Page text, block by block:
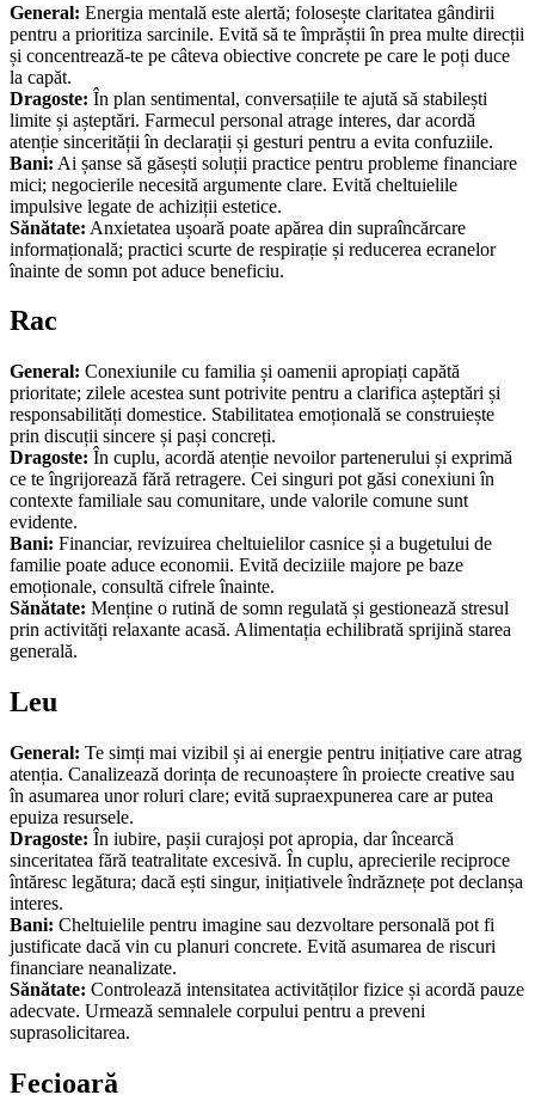
General: Energia mentală este alertă; folosește claritatea gândirii
pentru a prioritiza sarcinile. Evită să te împrăștii în prea multe direcții
și concentrează-te pe câteva obiective concrete pe care le poți duce
la capăt.
Dragoste: În plan sentimental, conversațiile te ajută să stabilești
limite și așteptări. Farmecul personal atrage interes, dar acordă
atenție sincerității în declarații și gesturi pentru a evita confuziile.
Bani: Ai șanse să găsești soluții practice pentru probleme financiare
mici; negocierile necesită argumente clare. Evită cheltuielile
impulsive legate de achiziții estetice.
Sănătate: Anxietatea ușoară poate apărea din supraîncărcare
informațională; practici scurte de respirație și reducerea ecranelor
înainte de somn pot aduce beneficiu.
Rac
General: Conexiunile cu familia și oamenii apropiați capătă
prioritate; zilele acestea sunt potrivite pentru a clarifica așteptări și
responsabilități domestice. Stabilitatea emoțională se construiește
prin discuții sincere și pași concreți.
Dragoste: În cuplu, acordă atenție nevoilor partenerului și exprimă
ce te îngrijorează fără retragere. Cei singuri pot găsi conexiuni în
contexte familiale sau comunitare, unde valorile comune sunt
evidente.
Bani: Financiar, revizuirea cheltuielilor casnice și a bugetului de
familie poate aduce economii. Evită deciziile majore pe baze
emoționale, consultă cifrele înainte.
Sănătate: Menține o rutină de somn regulată și gestionează stresul
prin activități relaxante acasă. Alimentația echilibrată sprijină starea
generală.
Leu
General: Te simți mai vizibil și ai energie pentru inițiative care atrag
atenția. Canalizează dorința de recunoaștere în proiecte creative sau
în asumarea unor roluri clare; evită supraexpunerea care ar putea
epuiza resursele.
Dragoste: În iubire, pașii curajoși pot apropia, dar încearcă
sinceritatea fără teatralitate excesivă. În cuplu, aprecierile reciproce
întăresc legătura; dacă ești singur, inițiativele îndrăznețe pot declanșa
interes.
Bani: Cheltuielile pentru imagine sau dezvoltare personală pot fi
justificate dacă vin cu planuri concrete. Evită asumarea de riscuri
financiare neanalizate.
Sănătate: Controlează intensitatea activităților fizice și acordă pauze
adecvate. Urmează semnalele corpului pentru a preveni
suprasolicitarea.
Fecioară